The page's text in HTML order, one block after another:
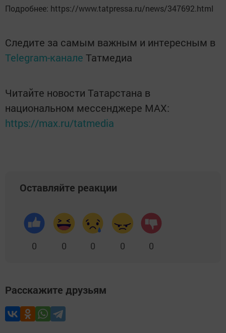
Подробнее: https://www.tatpressa.ru/news/347692.html
Следите за самым важным и интересным в
Telegram-канале Татмедиа
Читайте новости Татарстана в
национальном мессенджере MАХ:
https://max.ru/tatmedia
Оставляйте реакции
0 0 0 0 0
Расскажите друзьям